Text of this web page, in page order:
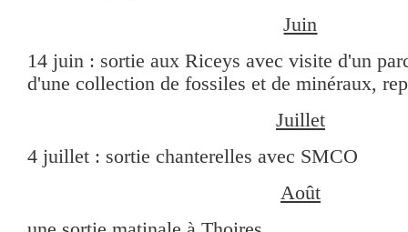
Juin
14 juin : sortie aux Riceys avec visite d'un
d'une collection de fossiles et de minéraux,
Juillet
4 juillet : sortie chanterelles avec SMCO
Août